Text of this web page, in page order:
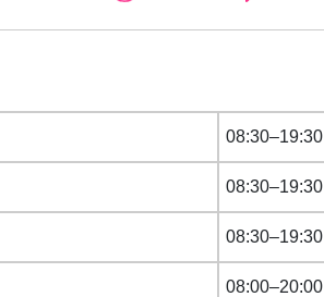
08:30–19:30
08:30–19:30
08:30–19:30
08:00–20:00